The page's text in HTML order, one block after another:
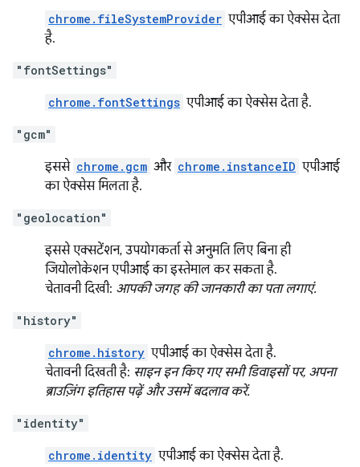
chrome.fileSystemProvider एपीआई का ऐक्सेस देता
है.
"fontSettings"
chrome.fontSettings एपीआई का ऐक्सेस देता है.
"gcm"
इससे chrome.gcm और chrome.instanceID एपीआई
का ऐक्सेस मिलता है.
"geolocation"
इससे एक्सटेंशन, उपयोगकर्ता से अनुमति लिए बिना ही
जियोलोकेशन एपीआई का इस्तेमाल कर सकता है.
चेतावनी दिखी: आपकी जगह की जानकारी का पता लगाएं.
"history"
chrome.history एपीआई का ऐक्सेस देता है.
चेतावनी दिखती है: साइन इन किए गए सभी डिवाइसों पर, अपना
ब्राउज़िंग इतिहास पढ़ें और उसमें बदलाव करें.
"identity"
chrome.identity एपीआई का ऐक्सेस देता है.